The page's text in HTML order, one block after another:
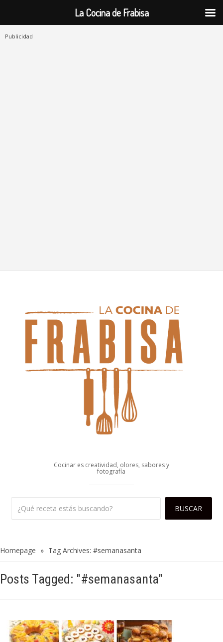
Publicidad
Cocinar es creatividad, olores, sabores y
fotografía
Homepage » Tag Archives: #semanasanta
Posts Tagged: "#semanasanta"
La Cocina de Frabisa